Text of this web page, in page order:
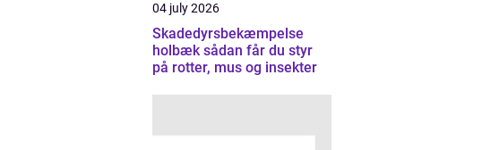
04 july 2026
Skadedyrsbekæmpelse
holbæk sådan får du styr
på rotter, mus og insekter